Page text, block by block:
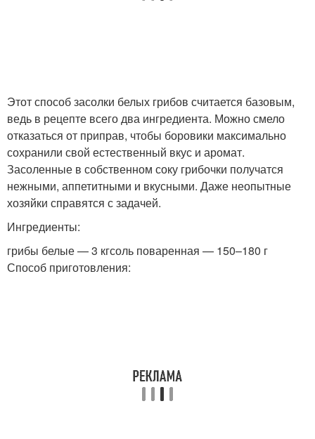
Этот способ засолки белых грибов считается базовым,
ведь в рецепте всего два ингредиента. Можно смело
отказаться от приправ, чтобы боровики максимально
сохранили свой естественный вкус и аромат.
Засоленные в собственном соку грибочки получатся
нежными, аппетитными и вкусными. Даже неопытные
хозяйки справятся с задачей.
Ингредиенты:
грибы белые — 3 кгсоль поваренная — 150–180 г
Способ приготовления: